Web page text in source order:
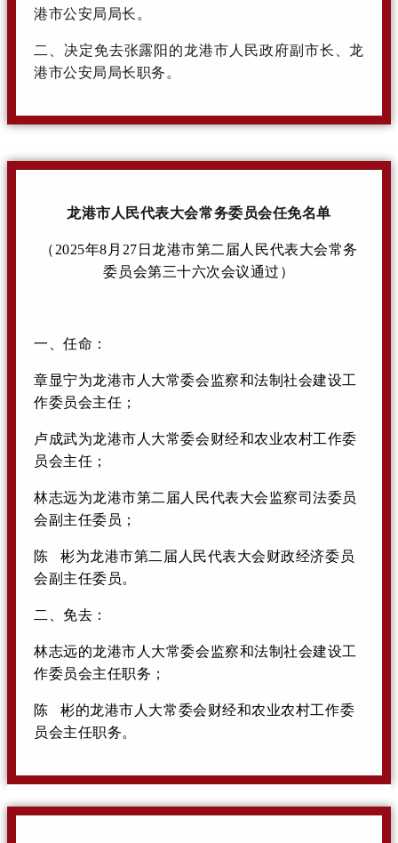
港市公安局局长。
二、决定免去张露阳的龙港市人民政府副市长、龙
港市公安局局长职务。
龙港市人民代表大会常务委员会任免名单
（2025年8月27日龙港市第二届人民代表大会常务
委员会第三十六次会议通过）
一、任命：
章显宁为龙港市人大常委会监察和法制社会建设工
作委员会主任；
卢成武为龙港市人大常委会财经和农业农村工作委
员会主任；
林志远为龙港市第二届人民代表大会监察司法委员
会副主任委员；
陈 彬为龙港市第二届人民代表大会财政经济委员
会副主任委员。
二、免去：
林志远的龙港市人大常委会监察和法制社会建设工
作委员会主任职务；
陈 彬的龙港市人大常委会财经和农业农村工作委
员会主任职务。